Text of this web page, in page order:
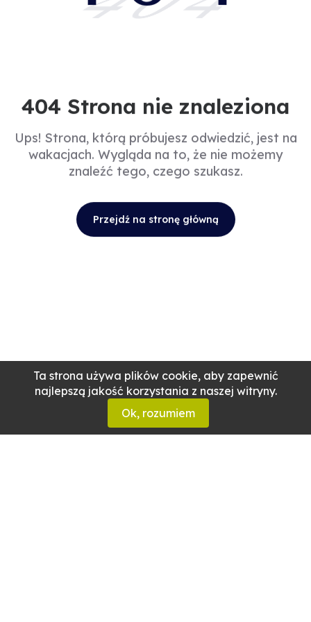
Ta strona używa plików cookie, aby zapewnić
najlepszą jakość korzystania z naszej witryny.
Ok, rozumiem
404 Strona nie znaleziona
Ups! Strona, którą próbujesz odwiedzić, jest na
wakacjach. Wygląda na to, że nie możemy
znaleźć tego, czego szukasz.
Przejdź na stronę główną